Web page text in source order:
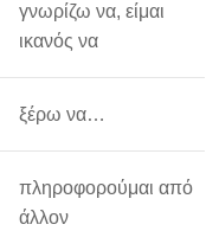
γνωρίζω να, είμαι
ικανός να
ξέρω να…
πληροφορούμαι από
άλλον